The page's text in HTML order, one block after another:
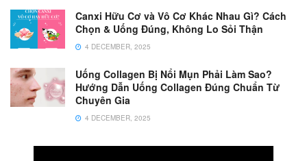
Canxi Hữu Cơ và Vô Cơ Khác Nhau Gì? Cách
Chọn & Uống Đúng, Không Lo Sỏi Thận
4 DECEMBER, 2025
Uống Collagen Bị Nổi Mụn Phải Làm Sao?
Hướng Dẫn Uống Collagen Đúng Chuẩn Từ
Chuyên Gia
4 DECEMBER, 2025